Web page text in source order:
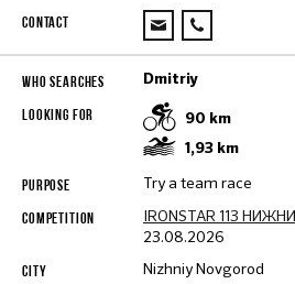
Dmitriy
90 km
1,93 km
Try a team race
IRONSTAR 113
23.08.2026
Nizhniy Novgorod